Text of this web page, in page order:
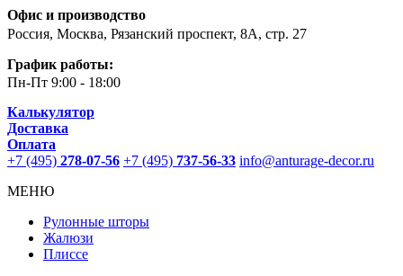
Офис и производство
Россия, Москва, Рязанский проспект, 8А, стр. 27
График работы:
Пн-Пт 9:00 - 18:00
Калькулятор
Доставка
Оплата
+7 (495) 278-07-56 +7 (495) 737-56-33 info@anturage-decor.ru
МЕНЮ
Рулонные шторы
Жалюзи
Плиссе